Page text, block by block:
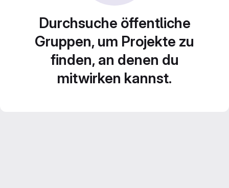
Durchsuche öffentliche
Gruppen, um Projekte zu
finden, an denen du
mitwirken kannst.